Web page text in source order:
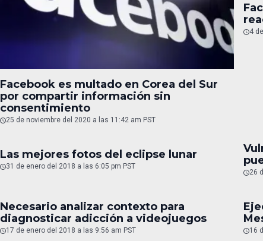
Facebook es multado en Corea del Sur
por compartir información sin
consentimiento
25 de noviembre del 2020 a las 11:42 am PST
4
Las mejores fotos del eclipse lunar
31 de enero del 2018 a las 6:05 pm PST
26
Necesario analizar contexto para
diagnosticar adicción a videojuegos
17 de enero del 2018 a las 9:56 am PST 16